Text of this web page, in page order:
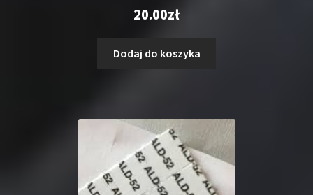
5.00na 5
20.00zł
Dodaj do koszyka